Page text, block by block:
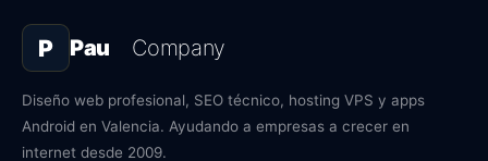
P Pau Company
Diseño web profesional, SEO técnico, hosting VPS y apps
Android en Valencia. Ayudando a empresas a crecer en
internet desde 2009.